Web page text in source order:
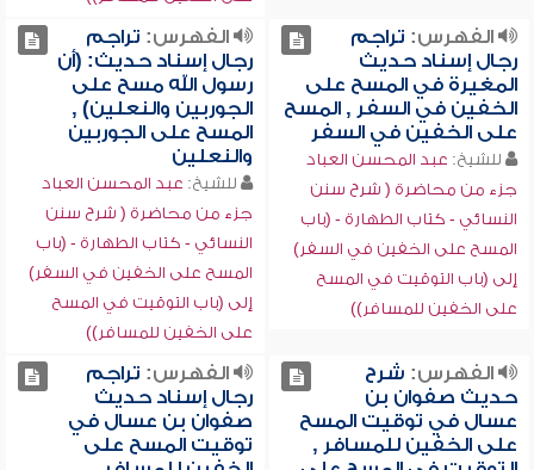
الفهرس: تراجم
رجال إسناد حديث
المغيرة في المسح على
الخفين في السفر , المسح
على الخفين في السفر
للشيخ: عبد المحسن العباد
جزء من محاضرة ( شرح سنن
النسائي - كتاب الطهارة - (باب
المسح على الخفين في السفر)
إلى (باب التوقيت في المسح
على الخفين للمسافر))
الفهرس: تراجم
رجال إسناد حديث: (أن
رسول الله مسح على
الجوربين والنعلين) ,
المسح على الجوربين
والنعلين
للشيخ: عبد المحسن العباد
جزء من محاضرة ( شرح سنن
النسائي - كتاب الطهارة - (باب
المسح على الخفين في السفر)
إلى (باب التوقيت في المسح
على الخفين للمسافر))
الفهرس: شرح
حديث صفوان بن
عسال في توقيت المسح
على الخفين للمسافر ,
الفهرس: تراجم
رجال إسناد حديث
صفوان بن عسال في
توقيت المسح على